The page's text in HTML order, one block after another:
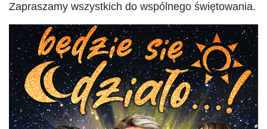
Zapraszamy wszystkich do wspólnego świętowania.